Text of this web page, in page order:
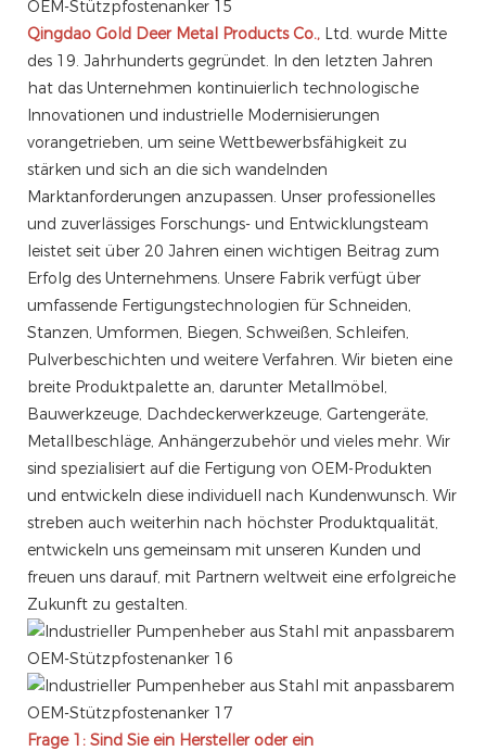
Qingdao Gold Deer Metal Products Co., Ltd. wurde Mitte
des 19. Jahrhunderts gegründet. In den letzten Jahren
hat das Unternehmen kontinuierlich technologische
Innovationen und industrielle Modernisierungen
vorangetrieben, um seine Wettbewerbsfähigkeit zu
stärken und sich an die sich wandelnden
Marktanforderungen anzupassen. Unser professionelles
und zuverlässiges Forschungs- und Entwicklungsteam
leistet seit über 20 Jahren einen wichtigen Beitrag zum
Erfolg des Unternehmens. Unsere Fabrik verfügt über
umfassende Fertigungstechnologien für Schneiden,
Stanzen, Umformen, Biegen, Schweißen, Schleifen,
Pulverbeschichten und weitere Verfahren. Wir bieten eine
breite Produktpalette an, darunter Metallmöbel,
Bauwerkzeuge, Dachdeckerwerkzeuge, Gartengeräte,
Metallbeschläge, Anhängerzubehör und vieles mehr. Wir
sind spezialisiert auf die Fertigung von OEM-Produkten
und entwickeln diese individuell nach Kundenwunsch. Wir
streben auch weiterhin nach höchster Produktqualität,
entwickeln uns gemeinsam mit unseren Kunden und
freuen uns darauf, mit Partnern weltweit eine erfolgreiche
Zukunft zu gestalten.
Frage 1: Sind Sie ein Hersteller oder ein